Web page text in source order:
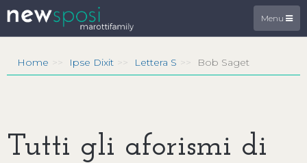
Menu
Home Ipse Dixit Lettera S Bob Saget
Tutti gli aforismi di